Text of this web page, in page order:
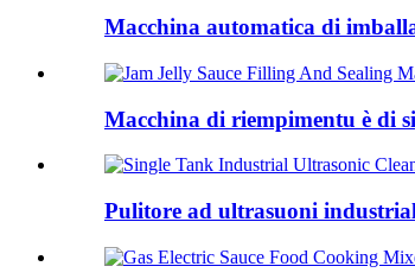
Macchina automatica di
Macchina di riempimentu è di
Pulitore ad ultrasuoni